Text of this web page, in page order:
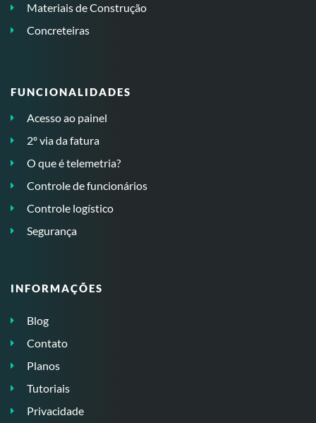
Materiais de Construção
Concreteiras
FUNCIONALIDADES
Acesso ao painel
2º via da fatura
O que é telemetria?
Controle de funcionários
Controle logístico
Segurança
INFORMAÇÕES
Blog
Contato
Planos
Tutoriais
Privacidade